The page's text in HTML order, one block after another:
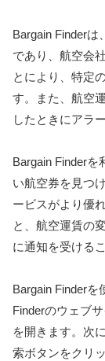
Bargain Finder
であり、航空会
とにより、特定
す。また、航空
したときにアラ
Bargain Finderを
い航空券を見つ
ービスがより優
と、航空運賃の
に通知を受ける
Bargain Finderを
Finderのウェブ
を開きます。次
索ボタンをクリ